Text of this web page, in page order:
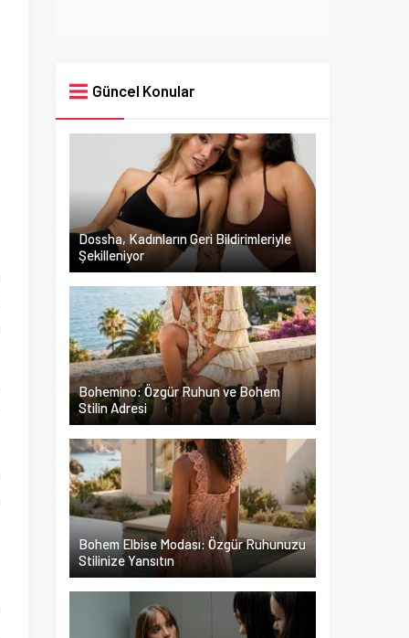
Güncel Konular
Dossha, Kadınların Geri Bildirimleriyle
Şekilleniyor
Bohemino: Özgür Ruhun ve Bohem
Stilin Adresi
Bohem Elbise Modası: Özgür Ruhunuzu
Stilinize Yansıtın